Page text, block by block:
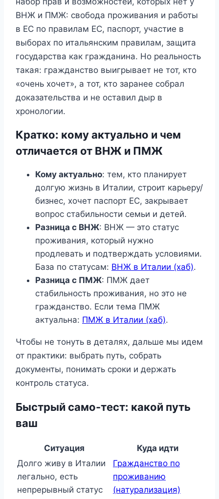
ВНЖ и ПМЖ: свобода проживания и работы
в ЕС по правилам ЕС, паспорт, участие в
выборах по итальянским правилам, защита
государства как гражданина. Но реальность
такая: гражданство выигрывает не тот, кто
«очень хочет», а тот, кто заранее собрал
доказательства и не оставил дыр в
хронологии.
Кратко: кому актуально и чем
отличается от ВНЖ и ПМЖ
Кому актуально: тем, кто планирует
долгую жизнь в Италии, строит карьеру/
бизнес, хочет паспорт ЕС, закрывает
вопрос стабильности семьи и детей.
Разница с ВНЖ: ВНЖ — это статус
проживания, который нужно
продлевать и подтверждать условиями.
База по статусам: ВНЖ в Италии (хаб).
Разница с ПМЖ: ПМЖ дает
стабильность проживания, но это не
гражданство. Если тема ПМЖ
актуальна: ПМЖ в Италии (хаб).
Чтобы не тонуть в деталях, дальше мы идем
от практики: выбрать путь, собрать
документы, понимать сроки и держать
контроль статуса.
Быстрый само-тест: какой путь
ваш
Ситуация
Куда идти
Долго живу в Италии
легально, есть
непрерывный статус
Гражданство по
проживанию
(натурализация)